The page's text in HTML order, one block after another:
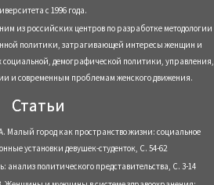
с 1996 года.
из российских центров по разработке методологии
политики, затрагивающей интересы женщин и
социальной, демографической политики, управления,
и современным проблемам женского движения.
Статьи
Малый город как пространство жизни: социальное
установки девушек-студенток, С. 54-62
политического представительства, С. 3-14